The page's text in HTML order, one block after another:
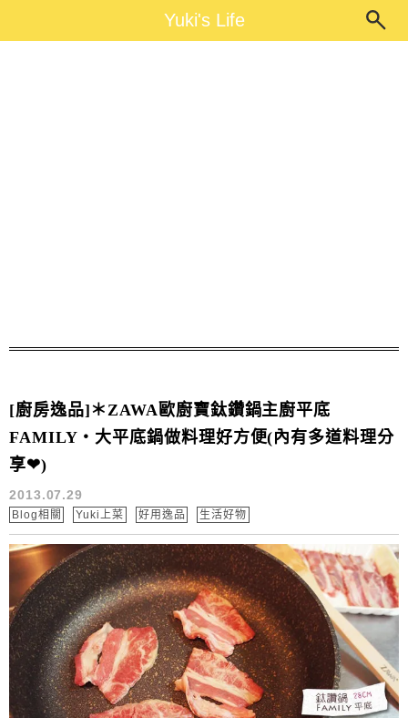
Yuki's LifeYuki's Life
[廚房逸品]＊ZAWA歐廚寶鈦鑽鍋主廚平底
FAMILY‧大平底鍋做料理好方便(內有多道料理分
享❤)
2013.07.29
Blog相關 Yuki上菜 好用逸品 生活好物